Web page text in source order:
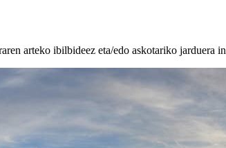
arteko ibilbideez eta/edo askotariko jarduera